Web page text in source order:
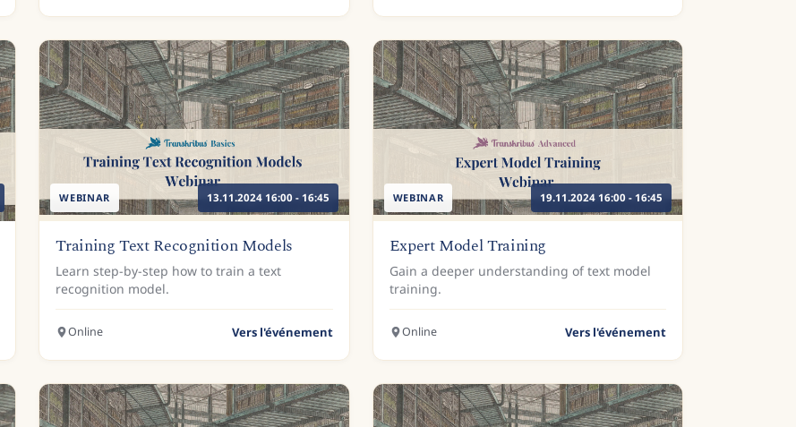
WEBINAR 13.11.2024 16:00 - 16:45
Training Text Recognition Models
Learn step-by-step how to train a text
recognition model.
Online Vers l'événement
WEBINAR 19.11.2024 16:00 - 16:45
Expert Model Training
Gain a deeper understanding of text model
training.
Online Vers l'événement